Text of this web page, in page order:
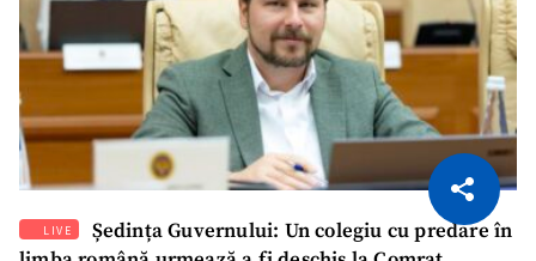
Copiază Link
LIVE
Ședința Guvernului: Un colegiu cu predare în
CITEȘTE